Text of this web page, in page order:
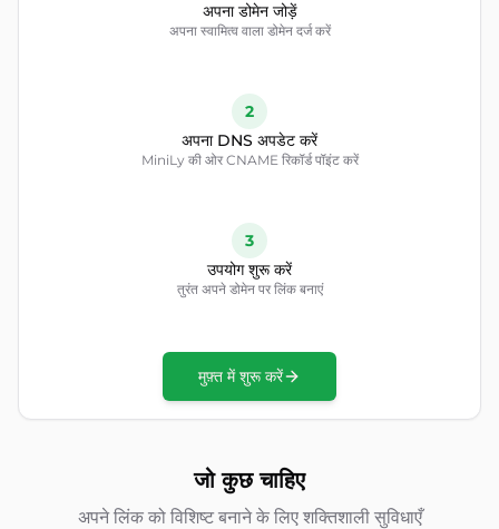
अपना डोमेन जोड़ें
अपना स्वामित्व वाला डोमेन दर्ज करें
2
अपना DNS अपडेट करें
MiniLy की ओर CNAME रिकॉर्ड पॉइंट करें
3
उपयोग शुरू करें
तुरंत अपने डोमेन पर लिंक बनाएं
मुफ़्त में शुरू करें
जो कुछ चाहिए
अपने लिंक को विशिष्ट बनाने के लिए शक्तिशाली सुविधाएँ